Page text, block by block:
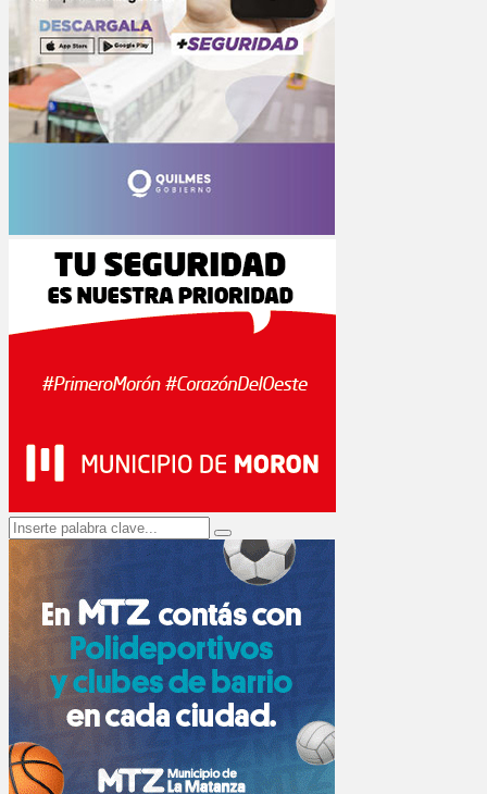
Search
for:
Search